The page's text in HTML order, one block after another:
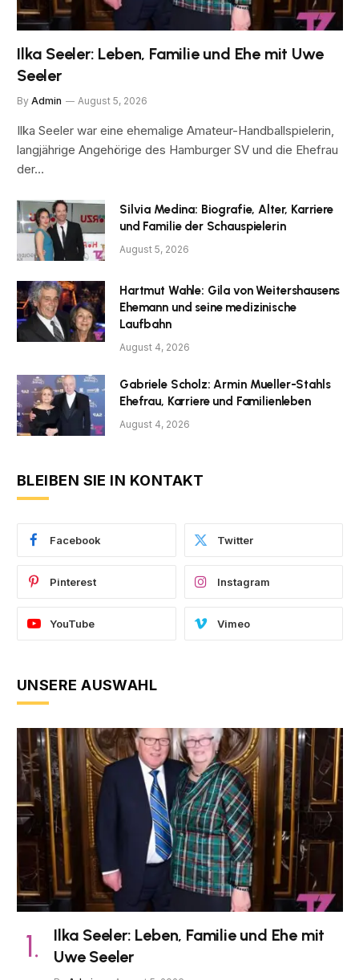
Ilka Seeler: Leben, Familie und Ehe mit Uwe
Seeler
By Admin August 5, 2026
Ilka Seeler war eine ehemalige Amateur-Handballspielerin,
langjährige Angehörige des Hamburger SV und die Ehefrau
der…
Silvia Medina: Biografie, Alter, Karriere
und Familie der Schauspielerin
August 5, 2026
Hartmut Wahle: Gila von Weitershausens
Ehemann und seine medizinische
Laufbahn
August 4, 2026
Gabriele Scholz: Armin Mueller-Stahls
Ehefrau, Karriere und Familienleben
August 4, 2026
BLEIBEN SIE IN KONTAKT
Facebook Twitter
Pinterest Instagram
YouTube Vimeo
UNSERE AUSWAHL
Ilka Seeler: Leben, Familie und Ehe mit
Uwe Seeler